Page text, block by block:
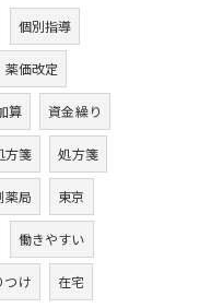
個別指導
薬価改定
算 資金繰り
方箋 処方箋
薬局 東京
働きやすい
つけ 在宅